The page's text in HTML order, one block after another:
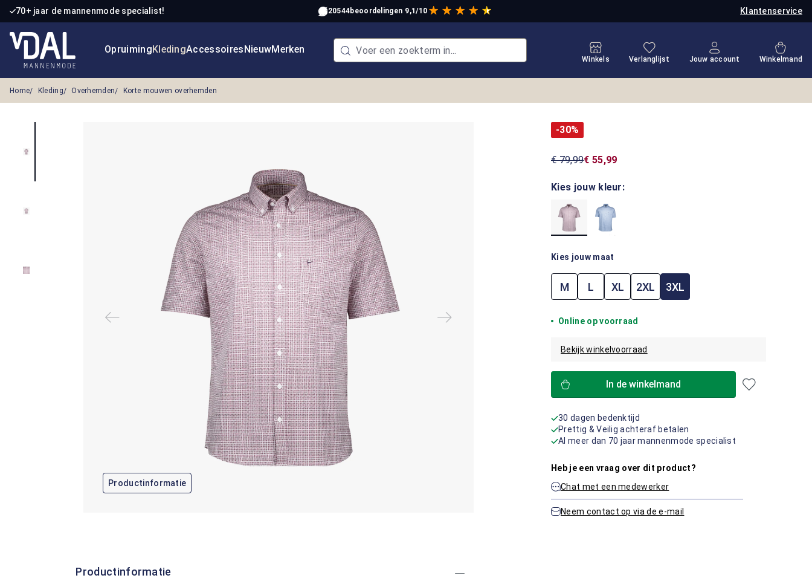
de hoofdinhoud
Ga naar de zoekopdracht
Ga naar de hoofdnavigatie
70+ jaar de mannenmode specialist! Klantenservice
20544beoordelingen 9,1/10
OpruimingKledingAccessoiresNieuwMerken
Winkels
Je hebt 0 items op je verlanglijstje
Verlanglijst Jouw account Winkelmand
Home Kleding Overhemden Korte mouwen overhemden
Productinformatie
-30%
€ 79,99€ 55,99
Kies jouw kleur:
Kies jouw maat
M L XL 2XL 3XL
Online op voorraad
Bekijk winkelvoorraad
In de winkelmand
30 dagen bedenktijd
Prettig & Veilig achteraf betalen
Al meer dan 70 jaar mannenmode specialist
Heb je een vraag over dit product?
Chat met een medewerker
Neem contact op via de e-mail
Productinformatie